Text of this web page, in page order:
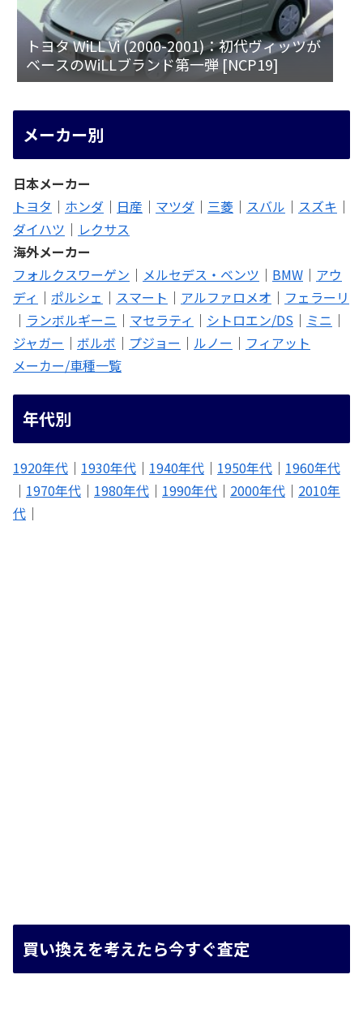
トヨタ WiLL Vi (2000-2001)：初代ヴィッツが
ベースのWiLLブランド第一弾 [NCP19]
メーカー別
日本メーカー
トヨタ ｜ ホンダ ｜ 日産 ｜ マツダ ｜ 三菱 ｜ スバル ｜ スズキ ｜
ダイハツ ｜ レクサス
海外メーカー
フォルクスワーゲン ｜ メルセデス・ベンツ ｜ BMW ｜ アウ
ディ ｜ ポルシェ ｜ スマート ｜ アルファロメオ ｜ フェラーリ
｜ ランボルギーニ ｜ マセラティ ｜ シトロエン/DS ｜ ミニ ｜
ジャガー ｜ ボルボ ｜ プジョー ｜ ルノー ｜ フィアット
メーカー/車種一覧
年代別
1920年代 ｜ 1930年代 ｜ 1940年代 ｜ 1950年代 ｜ 1960年代
｜ 1970年代 ｜ 1980年代 ｜ 1990年代 ｜ 2000年代 ｜ 2010年
代 ｜
買い換えを考えたら今すぐ査定